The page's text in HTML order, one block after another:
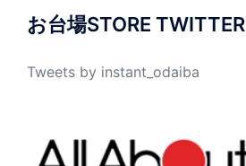
お台場STORE TWITTER
Tweets by instant_odaiba